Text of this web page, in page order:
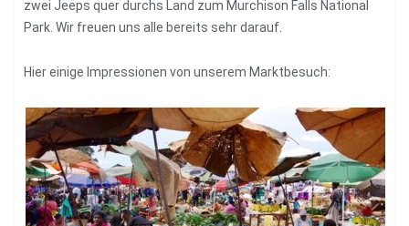
zwei Jeeps quer durchs Land zum Murchison Falls National
Park. Wir freuen uns alle bereits sehr darauf.
Hier einige Impressionen von unserem Marktbesuch: